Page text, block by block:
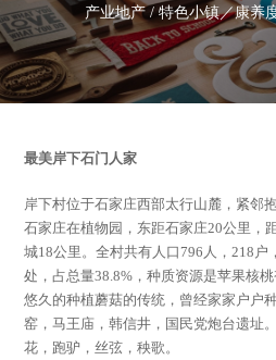
产业地产 / 特色小镇／康养
最美岸下石门人家
岸下村位于石家庄西部太行山麓，紧邻
石家庄在植物园，东距石家庄20公里，
城18公里。全村共有人口796人，218户
处，占总量38.8%，种质资源是苹果核
悠久的种植蘑菇的传统，曾经家家户户
窑，马王庙，韩信井，国民党炮台遗址
花，跑驴，丝弦，秧歌。